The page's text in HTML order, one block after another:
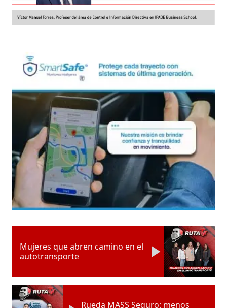
Mujeres que abren camino en el
autotransporte
Rueda MASS Seguro: menos